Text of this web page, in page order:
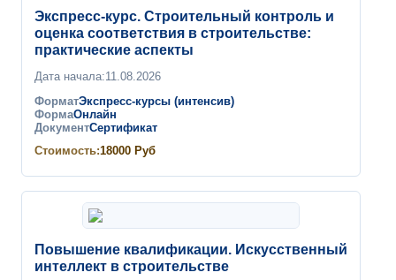
Экспресс-курс. Строительный контроль и
оценка соответствия в строительстве:
практические аспекты
Дата начала:11.08.2026
ФорматЭкспресс-курсы (интенсив)
ФормаОнлайн
ДокументСертификат
Стоимость:18000 Руб
Повышение квалификации. Искусственный
интеллект в строительстве